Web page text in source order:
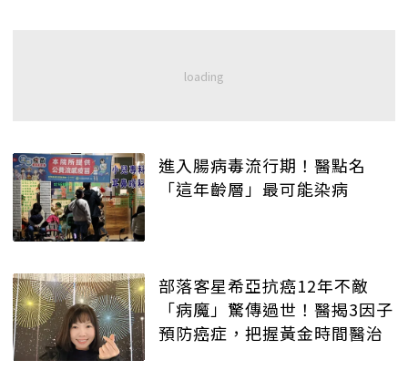
進入腸病毒流行期！醫點名
「這年齡層」最可能染病
部落客星希亞抗癌12年不敵
「病魔」驚傳過世！醫揭3因子
預防癌症，把握黃金時間醫治